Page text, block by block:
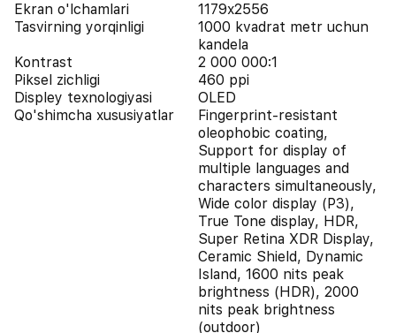
Ekran o'lchamlari
1179x2556
Tasvirning yorqinligi
1000 kvadrat metr uchun
kandela
Kontrast
2 000 000:1
Piksel zichligi
460 ppi
Displey texnologiyasi
OLED
Qo'shimcha xususiyatlar
Fingerprint-resistant
oleophobic coating,
Support for display of
multiple languages and
characters simultaneously,
Wide color display (P3),
True Tone display, HDR,
Super Retina XDR Display,
Ceramic Shield, Dynamic
Island, 1600 nits peak
brightness (HDR), 2000
nits peak brightness
(outdoor)